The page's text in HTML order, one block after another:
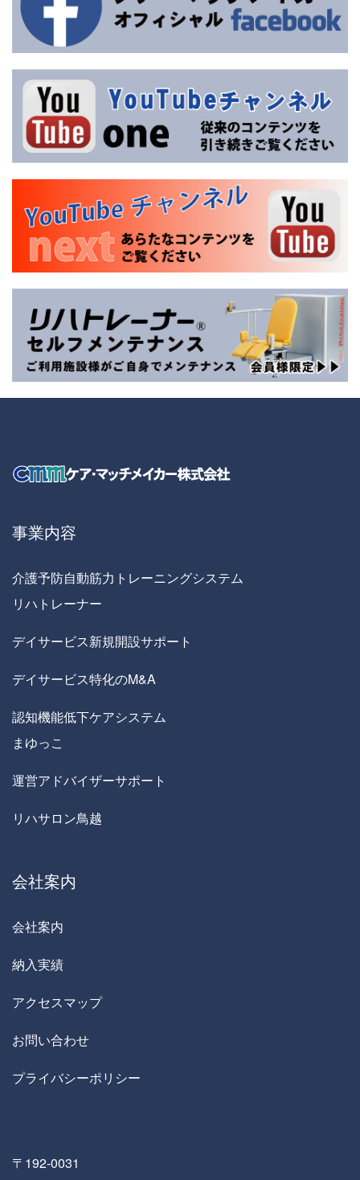
事業内容
介護予防自動筋力トレーニングシステム
リハトレーナー
デイサービス新規開設サポート
デイサービス特化のM&A
認知機能低下ケアシステム
まゆっこ
運営アドバイザーサポート
リハサロン鳥越
会社案内
会社案内
納入実績
アクセスマップ
お問い合わせ
プライバシーポリシー
〒192-0031